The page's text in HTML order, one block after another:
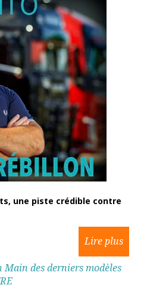
une piste crédible contre
Main des derniers modèles